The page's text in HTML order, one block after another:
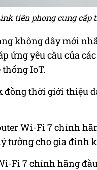
tiên phong cung
không dây mới
ứng yêu cầu của
IoT.
đồng thời giới thiệu
Wi-Fi 7 chính
tưởng cho gia đình
Fi 7 chính hãng